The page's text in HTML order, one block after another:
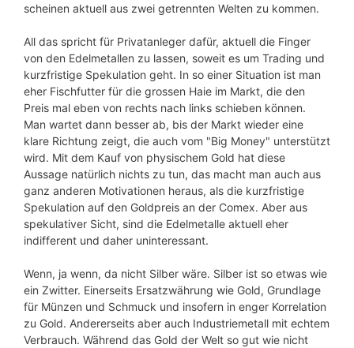
scheinen aktuell aus zwei getrennten Welten zu kommen.
All das spricht für Privatanleger dafür, aktuell die Finger
von den Edelmetallen zu lassen, soweit es um Trading und
kurzfristige Spekulation geht. In so einer Situation ist man
eher Fischfutter für die grossen Haie im Markt, die den
Preis mal eben von rechts nach links schieben können.
Man wartet dann besser ab, bis der Markt wieder eine
klare Richtung zeigt, die auch vom "Big Money" unterstützt
wird. Mit dem Kauf von physischem Gold hat diese
Aussage natürlich nichts zu tun, das macht man auch aus
ganz anderen Motivationen heraus, als die kurzfristige
Spekulation auf den Goldpreis an der Comex. Aber aus
spekulativer Sicht, sind die Edelmetalle aktuell eher
indifferent und daher uninteressant.
Wenn, ja wenn, da nicht Silber wäre. Silber ist so etwas wie
ein Zwitter. Einerseits Ersatzwährung wie Gold, Grundlage
für Münzen und Schmuck und insofern in enger Korrelation
zu Gold. Andererseits aber auch Industriemetall mit echtem
Verbrauch. Während das Gold der Welt so gut wie nicht